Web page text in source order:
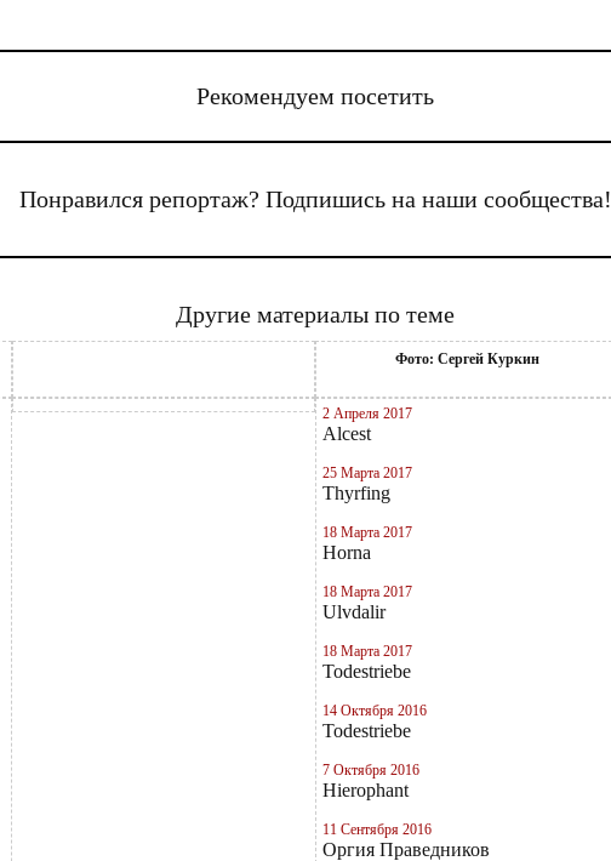
Рекомендуем посетить
Понравился репортаж? Подпишись на наши сообщества!
Другие материалы по теме
Фото: Сергей Куркин
2 Апреля 2017
Alcest
25 Марта 2017
Thyrfing
18 Марта 2017
Horna
18 Марта 2017
Ulvdalir
18 Марта 2017
Todestriebe
14 Октября 2016
Todestriebe
7 Октября 2016
Hierophant
11 Сентября 2016
Оргия Праведников